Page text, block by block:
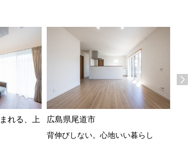
れる、上
広島県尾道市
背伸びしない。心地いい暮らし